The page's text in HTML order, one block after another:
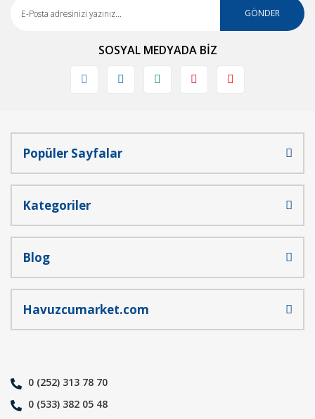
Ürün açıklamasında eksik bilgiler bulunuyor.
Ürün fiyatı diğer sitelerden daha pahalı.
Bu ürüne benzer farklı alternatifler olmalı.
GÖNDER
SOSYAL MEDYADA BİZ
Popüler Sayfalar
Kategoriler
Blog
Havuzcumarket.com
0 (252) 313 78 70
0 (533) 382 05 48